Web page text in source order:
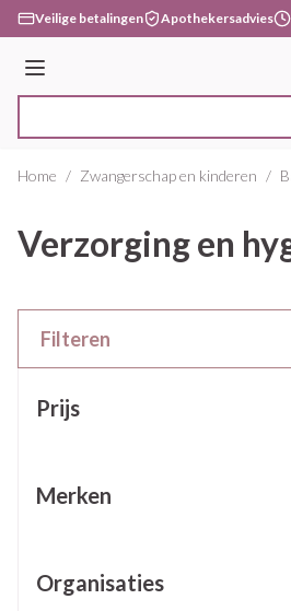
Ga naar de inhoud
Veilige betalingen Apothekersadvies
Menu
Home / Zwangerschap en kinderen /
Verzorging en
Filteren
Prijs
Merken
Organisaties